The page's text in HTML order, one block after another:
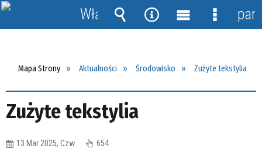
Mapa Strony Aktualności Środowisko Zużyte tekstylia
Zużyte tekstylia
13 Mar 2025, Czw 654
Włącz
powiadomienia
Wyszukiwarka
Narzędzia
MenuMenu